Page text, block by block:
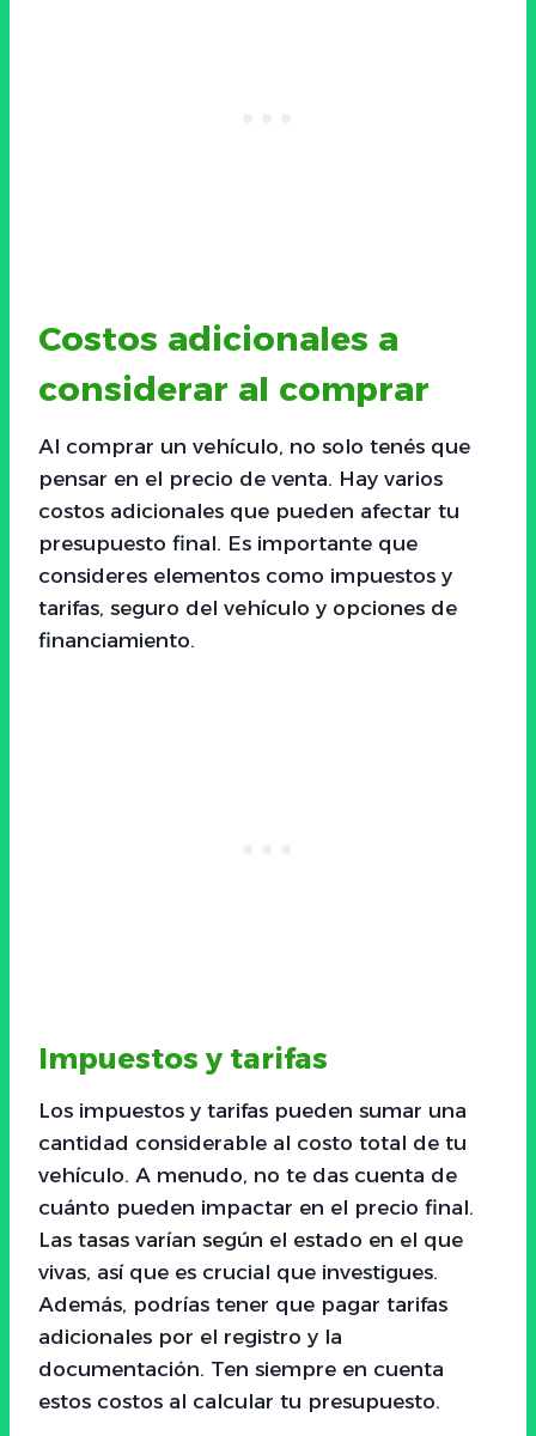
Costos adicionales a
considerar al comprar
Al comprar un vehículo, no solo tenés que
pensar en el precio de venta. Hay varios
costos adicionales que pueden afectar tu
presupuesto final. Es importante que
consideres elementos como impuestos y
tarifas, seguro del vehículo y opciones de
financiamiento.
Impuestos y tarifas
Los impuestos y tarifas pueden sumar una
cantidad considerable al costo total de tu
vehículo. A menudo, no te das cuenta de
cuánto pueden impactar en el precio final.
Las tasas varían según el estado en el que
vivas, así que es crucial que investigues.
Además, podrías tener que pagar tarifas
adicionales por el registro y la
documentación. Ten siempre en cuenta
estos costos al calcular tu presupuesto.